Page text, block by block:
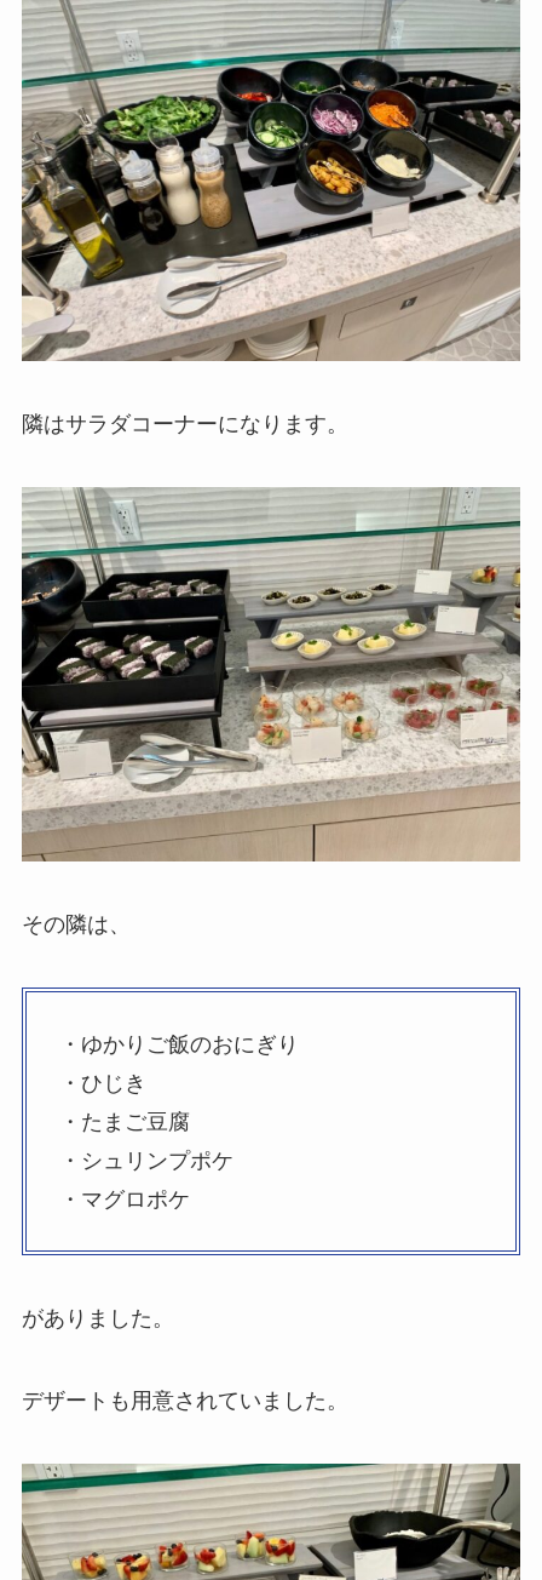
隣はサラダコーナーになります。
その隣は、
・ゆかりご飯のおにぎり
・ひじき
・たまご豆腐
・シュリンプポケ
・マグロポケ
がありました。
デザートも用意されていました。